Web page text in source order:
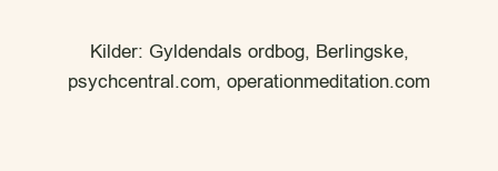
Kilder: Gyldendals ordbog, Berlingske,
psychcentral.com, operationmeditation.com